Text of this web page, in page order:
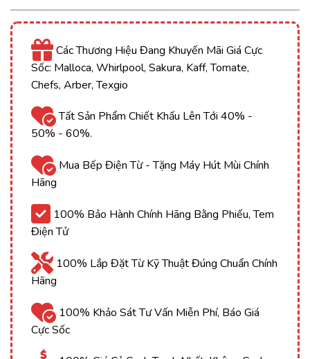
Các Thương Hiệu Đang Khuyến Mãi Giá Cực
Sốc: Malloca, Whirlpool, Sakura, Kaff, Tomate,
Chefs, Arber, Texgio
Tất Sản Phẩm Chiết Khấu Lên Tới 40% -
50% - 60%.
Mua Bếp Điện Từ - Tặng Máy Hút Mùi Chính
Hãng
100% Bảo Hành Chính Hãng Bằng Phiếu, Tem
Điện Tử
100% Lắp Đặt Từ Kỹ Thuật Đúng Chuẩn Chính
Hãng
100% Khảo Sát Tư Vấn Miễn Phí, Báo Giá
Cực Sốc